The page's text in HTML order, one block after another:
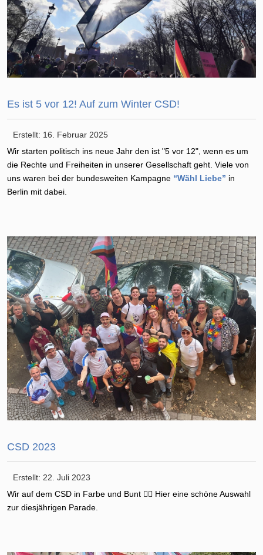
Es ist 5 vor 12! Auf zum Winter CSD!
Erstellt: 16. Februar 2025
Wir starten politisch ins neue Jahr den ist "5 vor 12", wenn es um
die Rechte und Freiheiten in unserer Gesellschaft geht. Viele von
uns waren bei der bundesweiten Kampagne “Wähl Liebe” in
Berlin mit dabei.
CSD 2023
Erstellt: 22. Juli 2023
Wir auf dem CSD in Farbe und Bunt 🏳️‍🌈 Hier eine schöne Auswahl
zur diesjährigen Parade.